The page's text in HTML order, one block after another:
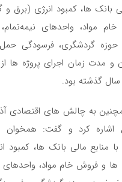
بانک ها، کمبود انرژی (برق و
مواد، واحدهای نیمه‌تمام،
گردشگری، فرسودگی حمل
و مدت زمان اجرای پروژه ها
سال گذشته بود.
به چالش های اقتصادی
اشاره کرد و گفت: همخوان
منابع مالی بانک ها، کمبود
و فروش خام مواد، واحدهای